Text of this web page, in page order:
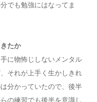
でも勉強にはなってま
たか
に物怖じしないメンタル
それが上手く生かしきれ
分かっていたので、後半
の練習でも後半を意識し